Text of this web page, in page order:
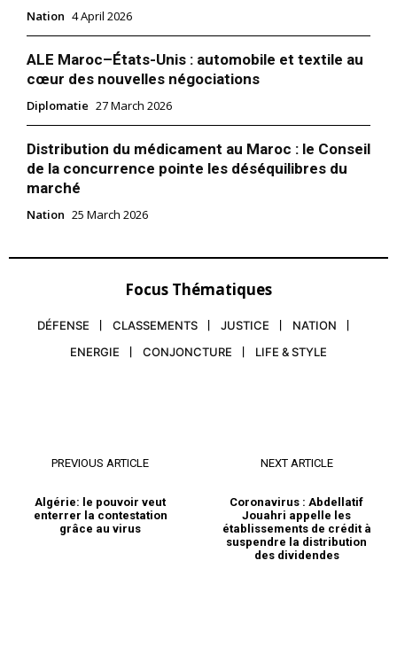
le1.ma
l'information
Insight Publications
Nation 4 April 2026
ALE Maroc–États-Unis : automobile et textile au
cœur des nouvelles négociations
Diplomatie 27 March 2026
Distribution du médicament au Maroc : le Conseil
de la concurrence pointe les déséquilibres du
marché
Nation 25 March 2026
Focus Thématiques
DÉFENSE CLASSEMENTS JUSTICE
NATION
ENERGIE
CONJONCTURE LIFE & STYLE
PREVIOUS ARTICLE
Algérie: le pouvoir veut
enterrer la contestation
grâce au virus
NEXT ARTICLE
Coronavirus : Abdellatif
Jouahri appelle les
établissements de crédit à
suspendre la distribution
des dividendes